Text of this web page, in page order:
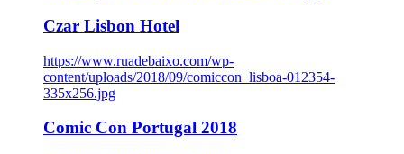
Czar Lisbon Hotel
https://www.ruadebaixo.com/wp-
content/uploads/2018/09/comiccon_lisboa-012354-
335x256.jpg
Comic Con Portugal 2018